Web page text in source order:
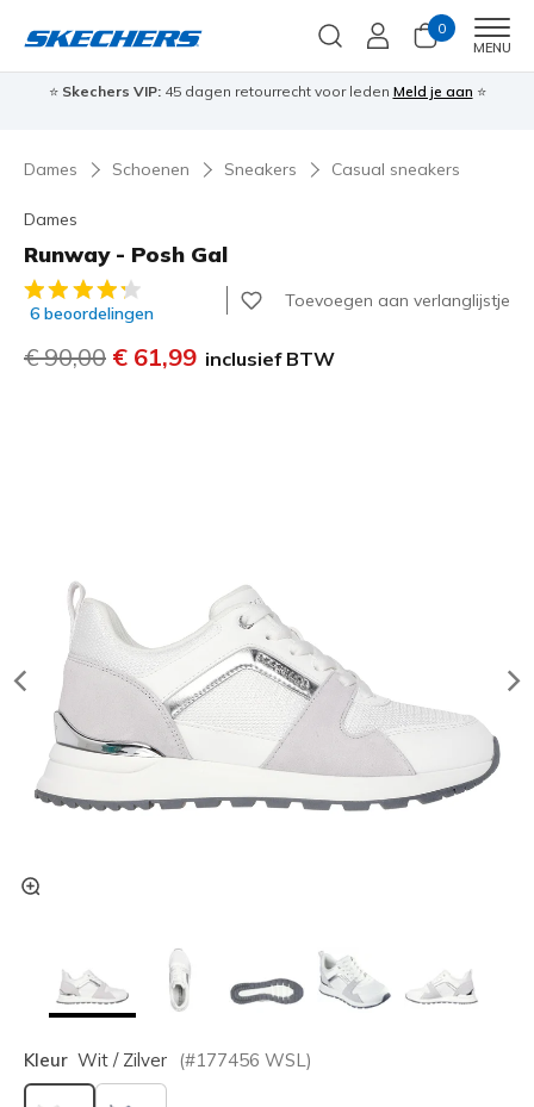
0
MENU
⭐ Skechers VIP:45 dagen retourrecht voor leden Meld je aan ⭐
Dames Schoenen Sneakers Casual sneakers
Dames
Runway - Posh Gal
3,9 van de 5 klantbeoordelingen
6 beoordelingen
Toevoegen aan verlanglijstje
Prijs verlaagd van
€ 90,00 naar
€ 61,99 inclusief BTW
Kleur Wit / Zilver (#177456 WSL )